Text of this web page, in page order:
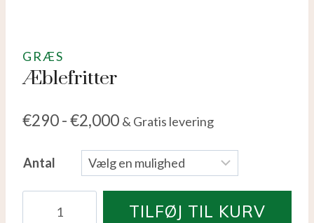
GRÆS
Æblefritter
€290-€2,000 & Gratis levering
Antal
TILFØJ TIL KURV